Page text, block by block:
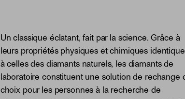
Un classique éclatant, fait par la science. Grâce à
leurs propriétés physiques et chimiques
à celles des diamants naturels, les diamants de
laboratoire constituent une solution de rechange
choix pour les personnes à la recherche de